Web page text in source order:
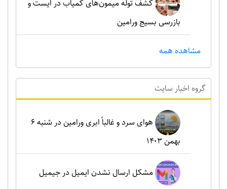
کشف توله میمون‌های کمیاب در ایست و
بازرسی بسیج ورامین
مشاهده همه
گروه اخبار سايت
هوای سرد و غالباً ابری ورامین در شنبه ۶
بهمن ۱۴۰۳
مشکل ارسال نشدن ایمیل در جیمیل